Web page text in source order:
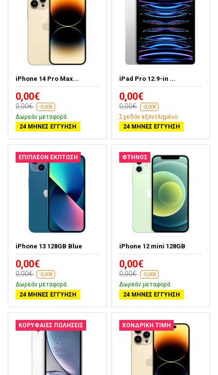
iPhone 14 Pro Max...
0,00€
0,00€ -0,00€
Δωρεάν μεταφορά
24 ΜΉΝΕΣ ΕΓΓΎΗΣΗ
iPad Pro 12.9-in ...
0,00€
0,00€ -0,00€
Σχεδόν εξαντλημένο
24 ΜΉΝΕΣ ΕΓΓΎΗΣΗ
ΕΠΙΠΛΈΟΝ ΈΚΠΤΩΣΗ
iPhone 13 128GB Blue
0,00€
0,00€ -0,00€
Δωρεάν μεταφορά
24 ΜΉΝΕΣ ΕΓΓΎΗΣΗ
ΦΤΗΝΌΣ
iPhone 12 mini 128GB
0,00€
0,00€ -0,00€
Δωρεάν μεταφορά
24 ΜΉΝΕΣ ΕΓΓΎΗΣΗ
ΚΟΡΥΦΑΊΕΣ ΠΩΛΉΣΕΙΣ ΧΟΝΔΡΙΚΉ ΤΙΜΉ